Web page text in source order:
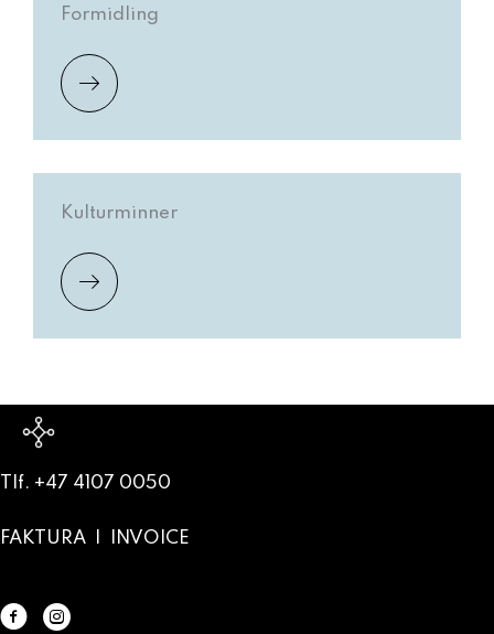
Formidling
Kulturminner
Tlf. +47 4107 0050
FAKTURA INVOICE
facebookInstagram